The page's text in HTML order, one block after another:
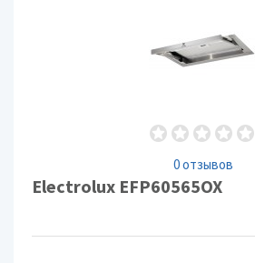
0 отзывов
Electrolux EFP60565OX